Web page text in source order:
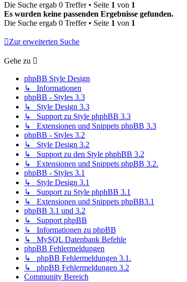
Die Suche ergab 0 Treffer • Seite 1 von 1
Es wurden keine passenden Ergebnisse gefunden.
Die Suche ergab 0 Treffer • Seite 1 von 1
Zur erweiterten Suche
Gehe zu
phpBB Style Design
↳ Informationen
phpBB - Styles 3.3
↳ Style Design 3.3
↳ Support zu Style phphBB 3.3
↳ Extensionen und Snippets phpBB 3.3
phpBB - Styles 3.2
↳ Style Design 3.2
↳ Support zu den Style phphBB 3.2
↳ Extensionen und Snippets phpBB 3.2.
phpBB - Styles 3.1
↳ Style Design 3.1
↳ Support zu Style phphBB 3.1
↳ Extensionen und Snippets phpBB3.1
phpBB 3.1 und 3.2
↳ Support phpBB
↳ Informationen zu phpBB
↳ MySQL Datenbank Befehle
phpBB Fehlermeldungen
↳ phpBB Fehlermeldungen 3.1.
↳ phpBB Fehlermeldungen 3.2
Community Bereich